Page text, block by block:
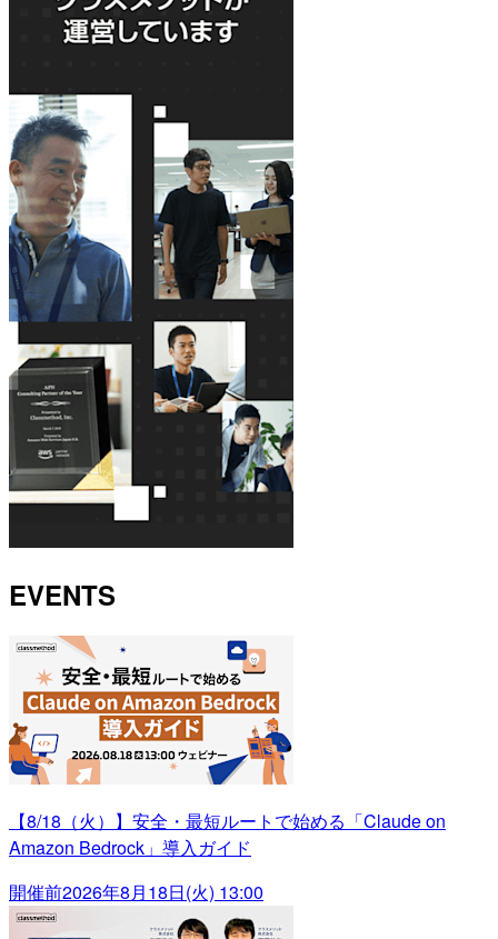
EVENTS
【8/18（火）】安全・最短ルートで始める「Claude on
Amazon Bedrock」導入ガイド
開催前2026年8月18日(火) 13:00